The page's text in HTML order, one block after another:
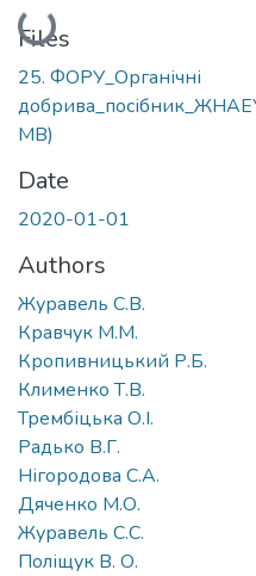
Files
25. ФОРУ_Органічні
MB)
Date
2020-01-01
Authors
Журавель С.В.
Кравчук М.М.
Кропивницький Р.Б.
Клименко Т.В.
Трембіцька О.І.
Радько В.Г.
Нігородова С.А.
Дяченко М.О.
Журавель С.С.
Поліщук В. О.